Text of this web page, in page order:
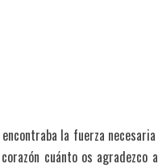
la fuerza
cuánto os agradezco